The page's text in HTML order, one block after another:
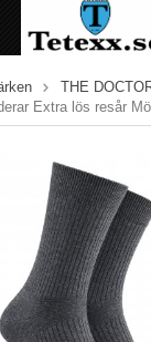
THE
Extra lös resår